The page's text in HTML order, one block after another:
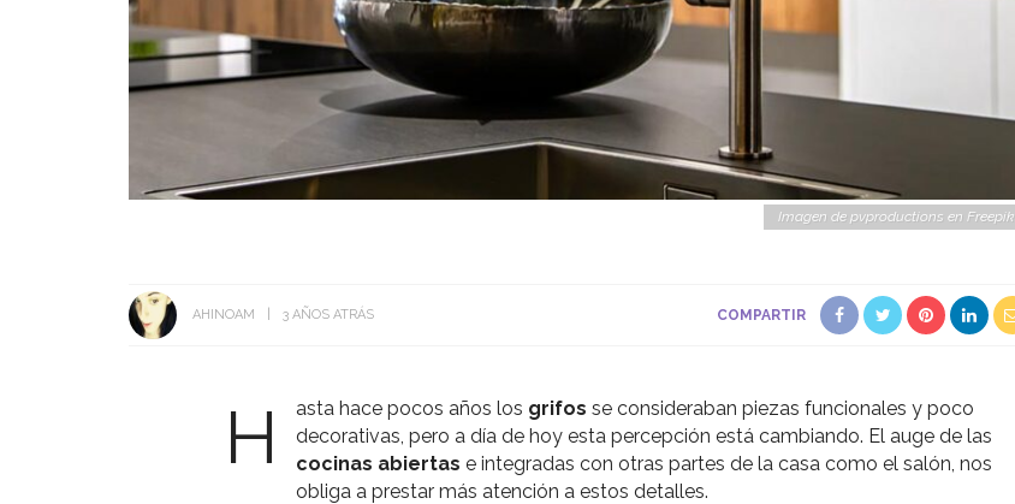
Imagen de pvproductions en Freepik
AHINOAM 3 AÑOS ATRÁS COMPARTIR
H asta hace pocos años los grifos se consideraban piezas funcionales y poco
decorativas, pero a día de hoy esta percepción está cambiando. El auge de las
cocinas abiertas e integradas con otras partes de la casa como el salón, nos
obliga a prestar más atención a estos detalles.